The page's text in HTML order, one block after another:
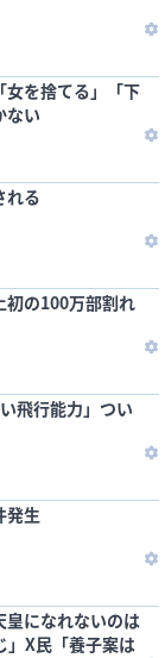
女を捨てる」「下
ない
れる
初の100万部割れ
飛行能力」つい
発生
皇になれないのは
X民「養子案は